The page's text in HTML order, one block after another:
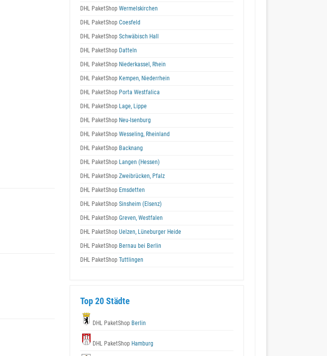
DHL PaketShop Wermelskirchen
DHL PaketShop Coesfeld
DHL PaketShop Schwäbisch Hall
DHL PaketShop Datteln
DHL PaketShop Niederkassel, Rhein
DHL PaketShop Kempen, Niederrhein
DHL PaketShop Porta Westfalica
DHL PaketShop Lage, Lippe
DHL PaketShop Neu-Isenburg
DHL PaketShop Wesseling, Rheinland
DHL PaketShop Backnang
DHL PaketShop Langen (Hessen)
DHL PaketShop Zweibrücken, Pfalz
DHL PaketShop Emsdetten
DHL PaketShop Sinsheim (Elsenz)
DHL PaketShop Greven, Westfalen
DHL PaketShop Uelzen, Lüneburger Heide
DHL PaketShop Bernau bei Berlin
DHL PaketShop Tuttlingen
Top 20 Städte
DHL PaketShop Berlin
DHL PaketShop Hamburg